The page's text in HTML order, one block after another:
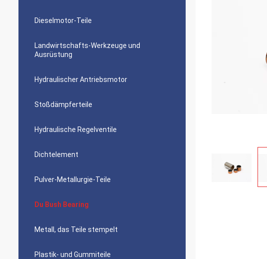
Dieselmotor-Teile
Landwirtschafts-Werkzeuge und
Ausrüstung
Hydraulischer Antriebsmotor
Stoßdämpferteile
Hydraulische Regelventile
Dichtelement
Pulver-Metallurgie-Teile
Du Bush Bearing
Metall, das Teile stempelt
Plastik- und Gummiteile